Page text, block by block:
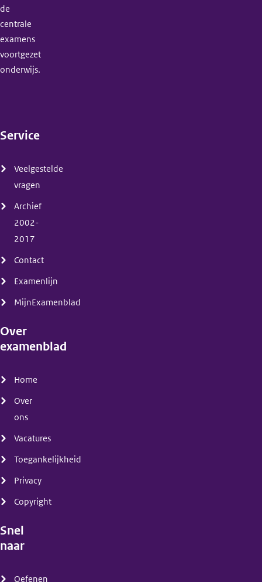
de
centrale
examens
voortgezet
onderwijs.
Service
Veelgestelde
vragen
Archief
2002-
2017
Contact
Examenlijn
MijnExamenblad
Over
examenblad
Home
Over
ons
Vacatures
Toegankelijkheid
Privacy
Copyright
Snel
naar
Oefenen